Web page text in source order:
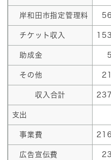
岸和田市指定管理料
チケット収入
助成金
その他
収入合計
支出
事業費
広告宣伝費